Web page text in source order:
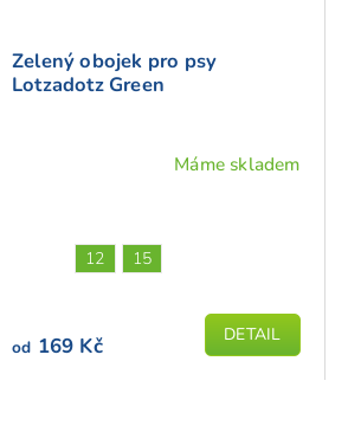
Zelený obojek pro psy
Lotzadotz Green
5
Máme skladem
od 169 Kč DETAIL
12 15